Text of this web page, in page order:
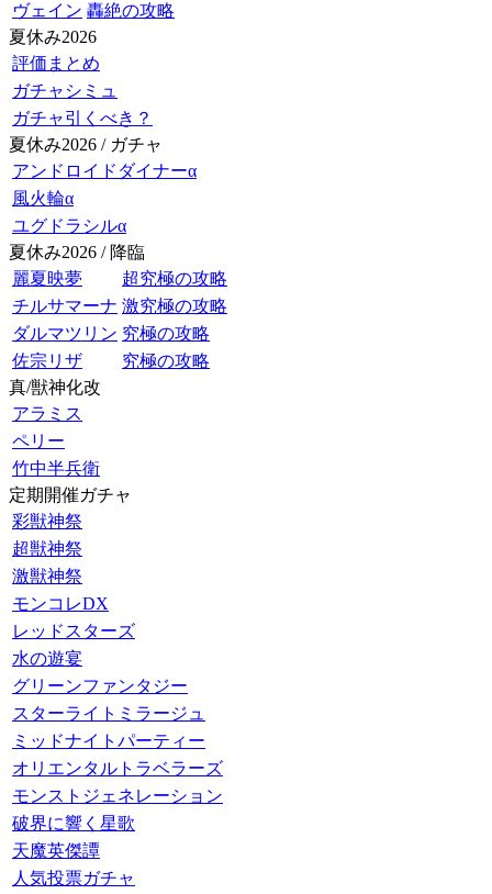
ヴェイン 轟絶の攻略
夏休み2026
評価まとめ
ガチャシミュ
ガチャ引くべき？
夏休み2026 / ガチャ
アンドロイドダイナーα
風火輪α
ユグドラシルα
夏休み2026 / 降臨
麗夏映夢
超究極の攻略
チルサマーナ 激究極の攻略
ダルマツリン 究極の攻略
佐宗リザ
究極の攻略
真/獣神化改
アラミス
ペリー
竹中半兵衛
定期開催ガチャ
彩獣神祭
超獣神祭
激獣神祭
モンコレDX
レッドスターズ
水の遊宴
グリーンファンタジー
スターライトミラージュ
ミッドナイトパーティー
オリエンタルトラベラーズ
モンストジェネレーション
破界に響く星歌
天魔英傑譚
人気投票ガチャ